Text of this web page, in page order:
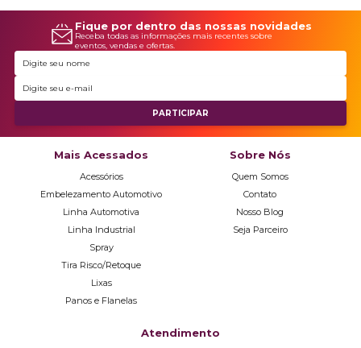
Fique por dentro das nossas novidades
Receba todas as informações mais recentes sobre
eventos, vendas e ofertas.
Mais Acessados
Acessórios
Embelezamento Automotivo
Linha Automotiva
Linha Industrial
Spray
Tira Risco/Retoque
Lixas
Panos e Flanelas
Sobre Nós
Quem Somos
Contato
Nosso Blog
Seja Parceiro
Atendimento